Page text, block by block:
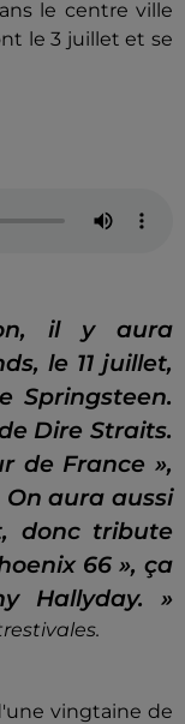
le centre ville
le 3 juillet et se
il y aura
le 11 juillet,
Springsteen.
Dire Straits.
de France »,
aura aussi
donc tribute
66 », ça
Hallyday. »
vingtaine de